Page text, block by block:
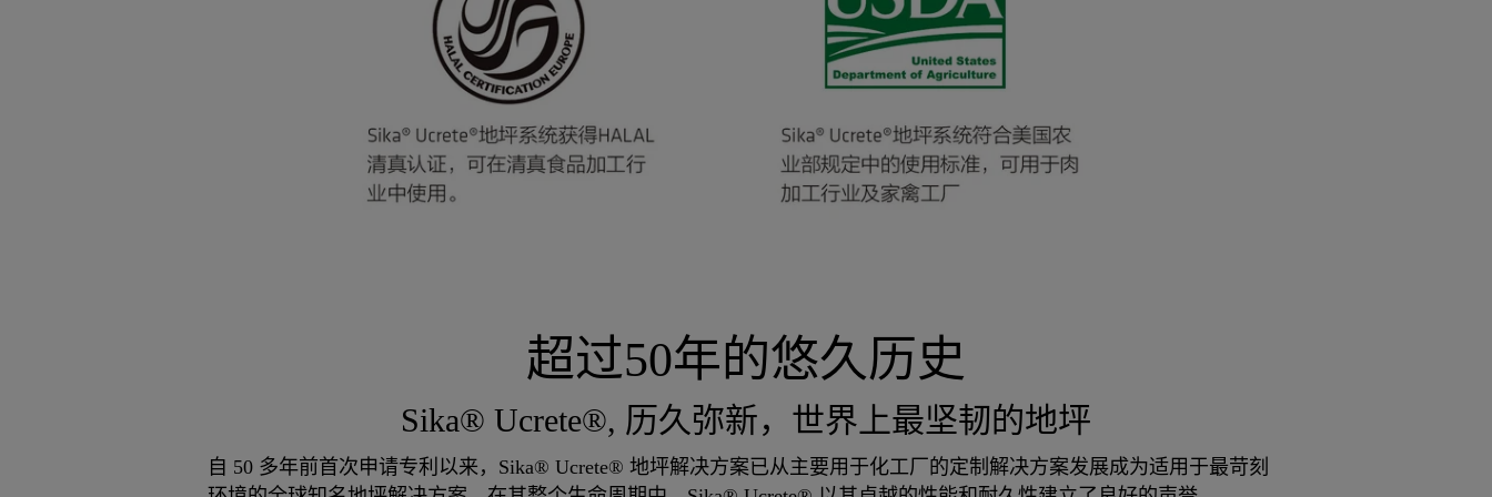
超过50年的悠久历史
Sika® Ucrete®, 历久弥新，世界上最坚韧的地坪
自 50 多年前首次申请专利以来，Sika® Ucrete® 地坪解决方案已从主要用于化工厂的定制解决方案发展成为适用于最苛刻